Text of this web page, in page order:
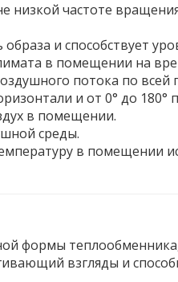
низкой частоте
и способствует
в помещении на
потока по
и от 0° до 180°
в помещении.
среды.
в помещении
формы
взгляды и